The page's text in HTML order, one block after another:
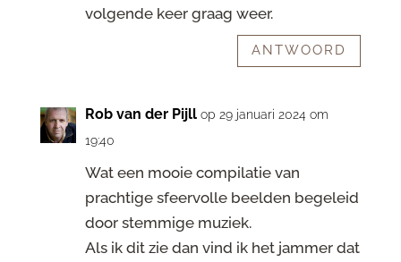
volgende keer graag weer.
ANTWOORD
Rob van der Pijll op 29 januari 2024 om
19:40
Wat een mooie compilatie van
prachtige sfeervolle beelden begeleid
door stemmige muziek.
Als ik dit zie dan vind ik het jammer dat